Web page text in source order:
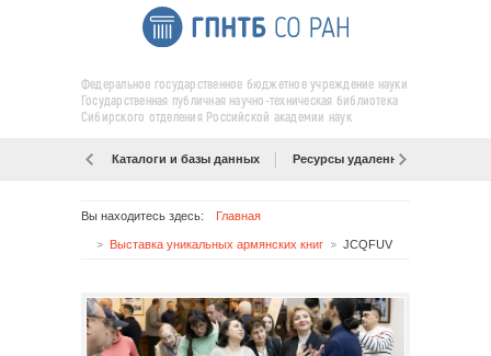
Федеральное государственное бюджетное учреждение науки
Государственная публичная научно-техническая библиотека
Сибирского отделения Российской академии наук
Каталоги и базы данных Ресурсы удаленного доступа
Вы находитесь здесь: Главная
Выставка уникальных армянских книг JCQFUV